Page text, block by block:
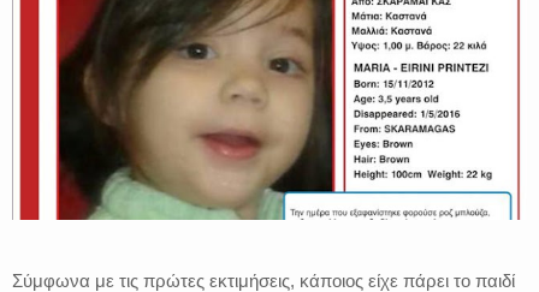
Σύμφωνα με τις πρώτες εκτιμήσεις, κάποιος είχε πάρει το παιδί